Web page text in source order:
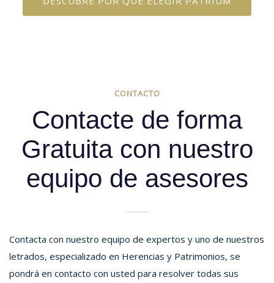
CONTACTO
Contacte de forma
Gratuita con nuestro
equipo de asesores
Contacta con nuestro equipo de expertos y uno de nuestros
letrados, especializado en Herencias y Patrimonios, se
pondrá en contacto con usted para resolver todas sus